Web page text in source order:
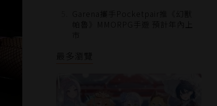
Garena攜手Pocketpair推《幻獸
帕魯》MMORPG手遊 預計年內上
市
最多瀏覽